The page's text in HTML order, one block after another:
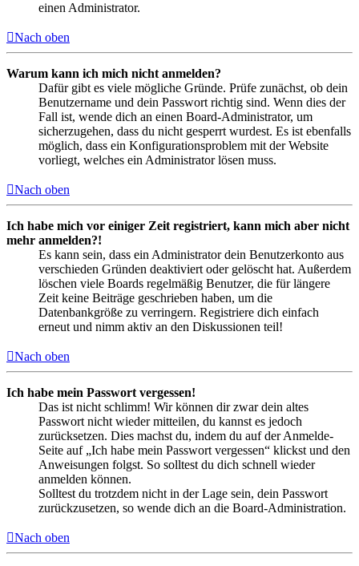
einen Administrator.
Nach oben
Warum kann ich mich nicht anmelden?
Dafür gibt es viele mögliche Gründe. Prüfe zunächst, ob dein
Benutzername und dein Passwort richtig sind. Wenn dies der
Fall ist, wende dich an einen Board-Administrator, um
sicherzugehen, dass du nicht gesperrt wurdest. Es ist ebenfalls
möglich, dass ein Konfigurationsproblem mit der Website
vorliegt, welches ein Administrator lösen muss.
Nach oben
Ich habe mich vor einiger Zeit registriert, kann mich aber nicht
mehr anmelden?!
Es kann sein, dass ein Administrator dein Benutzerkonto aus
verschieden Gründen deaktiviert oder gelöscht hat. Außerdem
löschen viele Boards regelmäßig Benutzer, die für längere
Zeit keine Beiträge geschrieben haben, um die
Datenbankgröße zu verringern. Registriere dich einfach
erneut und nimm aktiv an den Diskussionen teil!
Nach oben
Ich habe mein Passwort vergessen!
Das ist nicht schlimm! Wir können dir zwar dein altes
Passwort nicht wieder mitteilen, du kannst es jedoch
zurücksetzen. Dies machst du, indem du auf der Anmelde-
Seite auf „Ich habe mein Passwort vergessen“ klickst und den
Anweisungen folgst. So solltest du dich schnell wieder
anmelden können.
Solltest du trotzdem nicht in der Lage sein, dein Passwort
zurückzusetzen, so wende dich an die Board-Administration.
Nach oben